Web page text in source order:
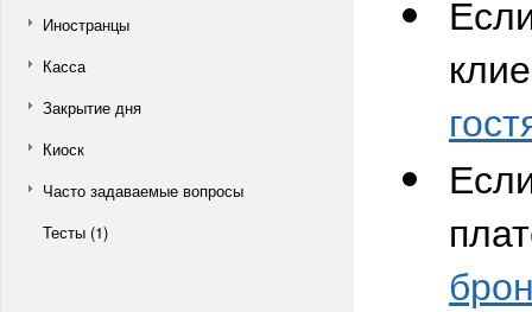
Иностранцы
Касса
Закрытие дня
Киоск
Часто задаваемые вопросы
Тесты (1)